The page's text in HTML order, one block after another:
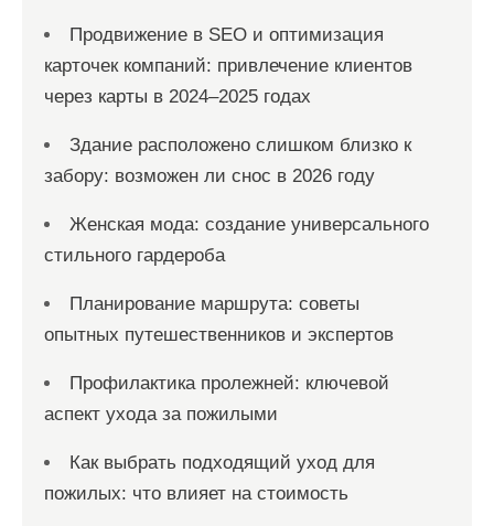
Продвижение в SEO и оптимизация
карточек компаний: привлечение клиентов
через карты в 2024–2025 годах
Здание расположено слишком близко к
забору: возможен ли снос в 2026 году
Женская мода: создание универсального
стильного гардероба
Планирование маршрута: советы
опытных путешественников и экспертов
Профилактика пролежней: ключевой
аспект ухода за пожилыми
Как выбрать подходящий уход для
пожилых: что влияет на стоимость